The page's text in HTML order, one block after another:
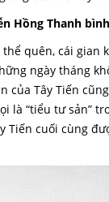
Hồng Thanh
quên, cái
ngày tháng
của Tây Tiến
là “tiểu tư sản”
Tiến cuối cùng